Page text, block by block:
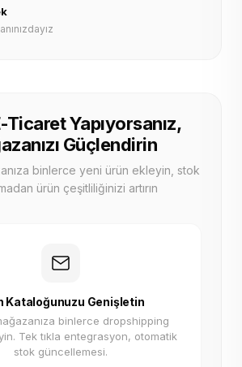
Ticaret Yapıyorsanız,
Güçlendirin
binlerce yeni ürün ekleyin, stok
ürün çeşitliliğinizi artırın
Kataloğunuzu Genişletin
binlerce dropshipping
Tek tıkla entegrasyon, otomatik
stok güncellemesi.